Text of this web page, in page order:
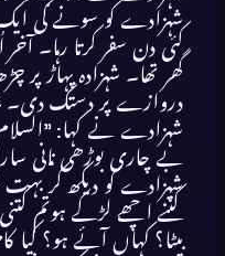
شہزادے کو سونے کی ایک
کئی دن سفر کرتا رہا۔
گھر تھا۔ شہزادہ پہاڑ
دروازے پر دستک دی۔
شہزادے نے کہا:
بے چاری بوڑھی نانی
شہزادے کو دیکھ کر
کتنے اچھے لڑکے ہوتم
بیٹا؟ کہاں آئے ہو؟ کیا